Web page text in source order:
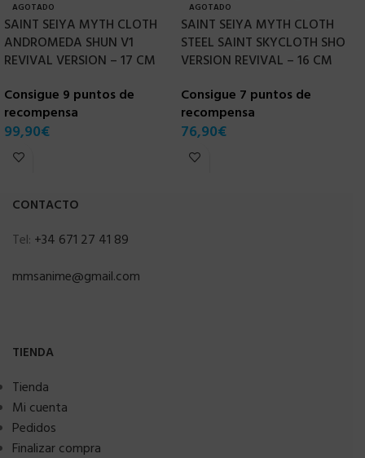
AGOTADO
SAINT SEIYA MYTH CLOTH
ANDROMEDA SHUN V1
REVIVAL VERSION – 17 CM
Consigue 9 puntos de
recompensa
99,90€
AGOTADO
SAINT SEIYA MYTH CLOTH
STEEL SAINT SKYCLOTH SHO
VERSION REVIVAL – 16 CM
Consigue 7 puntos de
recompensa
76,90€
CONTACTO
Tel: +34 671 27 41 89
mmsanime@gmail.com
TIENDA
Tienda
Mi cuenta
Pedidos
Finalizar compra